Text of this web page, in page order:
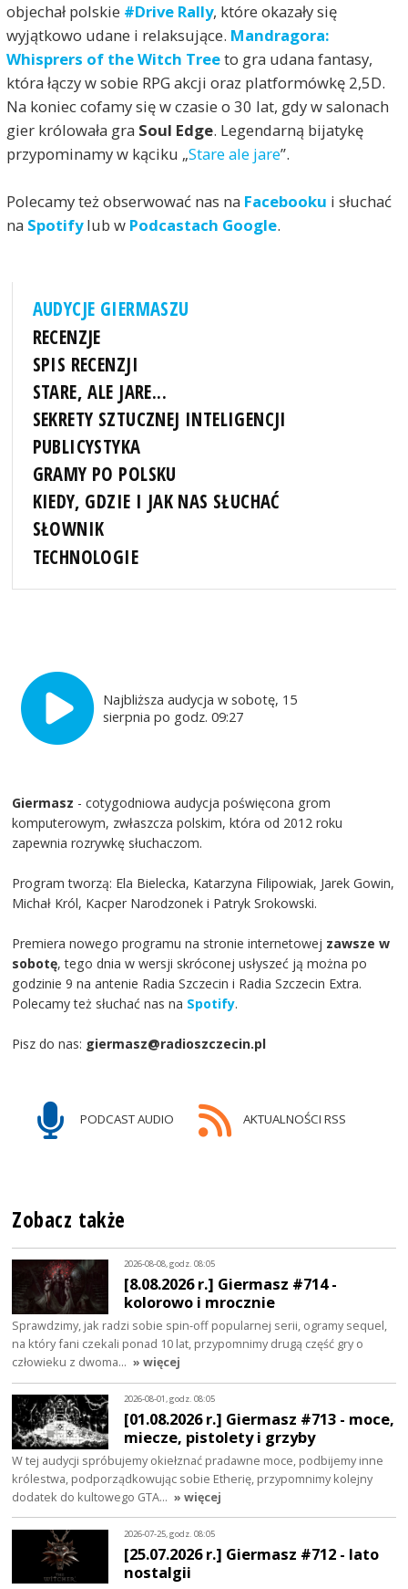
objechał polskie #Drive Rally, które okazały się
wyjątkowo udane i relaksujące. Mandragora:
Whisprers of the Witch Treeto gra udana fantasy,
która łączy w sobie RPG akcji oraz platformówkę 2,5D.
Na koniec cofamy się w czasie o 30 lat, gdy w salonach
gier królowała gra Soul Edge. Legendarną bijatykę
przypominamy w kąciku „Stare ale jare”.
Polecamy też obserwować nas na Facebooku i słuchać
na Spotifylub w Podcastach Google.
AUDYCJE GIERMASZU
RECENZJE
SPIS RECENZJI
STARE, ALE JARE...
SEKRETY SZTUCZNEJ INTELIGENCJI
PUBLICYSTYKA
GRAMY PO POLSKU
KIEDY, GDZIE I JAK NAS SŁUCHAĆ
SŁOWNIK
TECHNOLOGIE
Najbliższa audycja w sobotę, 15
sierpnia po godz. 09:27
Giermasz - cotygodniowa audycja poświęcona grom
komputerowym, zwłaszcza polskim, która od 2012 roku
zapewnia rozrywkę słuchaczom.
Program tworzą: Ela Bielecka, Katarzyna Filipowiak, Jarek Gowin,
Michał Król, Kacper Narodzonek i Patryk Srokowski.
Premiera nowego programu na stronie internetowej zawsze w
sobotę, tego dnia w wersji skróconej usłyszeć ją można po
godzinie 9 na antenie Radia Szczecin i Radia Szczecin Extra.
Polecamy też słuchać nas na Spotify.
Pisz do nas: giermasz@radioszczecin.pl
PODCAST AUDIO AKTUALNOŚCI RSS
Zobacz także
2026-08-08, godz. 08:05
[8.08.2026 r.] Giermasz #714 -
kolorowo i mrocznie
Sprawdzimy, jak radzi sobie spin-off popularnej serii, ogramy sequel,
na który fani czekali ponad 10 lat, przypomnimy drugą część gry o
człowieku z dwoma… » więcej
2026-08-01, godz. 08:05
[01.08.2026 r.] Giermasz #713 - moce,
miecze, pistolety i grzyby
W tej audycji spróbujemy okiełznać pradawne moce, podbijemy inne
królestwa, podporządkowując sobie Etherię, przypomnimy kolejny
dodatek do kultowego GTA… » więcej
2026-07-25, godz. 08:05
[25.07.2026 r.] Giermasz #712 - lato
nostalgii